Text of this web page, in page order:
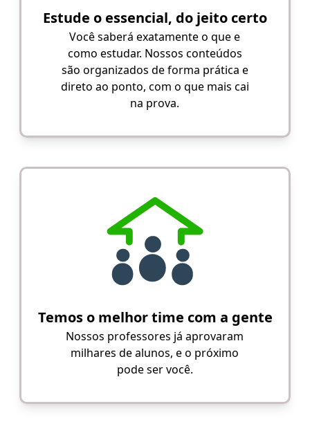
Estude o essencial, do jeito certo
Você saberá exatamente o que e
como estudar. Nossos conteúdos
são organizados de forma prática e
direto ao ponto, com o que mais cai
na prova.
Temos o melhor time com a gente
Nossos professores já aprovaram
milhares de alunos, e o próximo
pode ser você.